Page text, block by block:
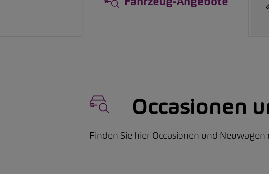
Occasionen
Finden Sie hier Occasionen und